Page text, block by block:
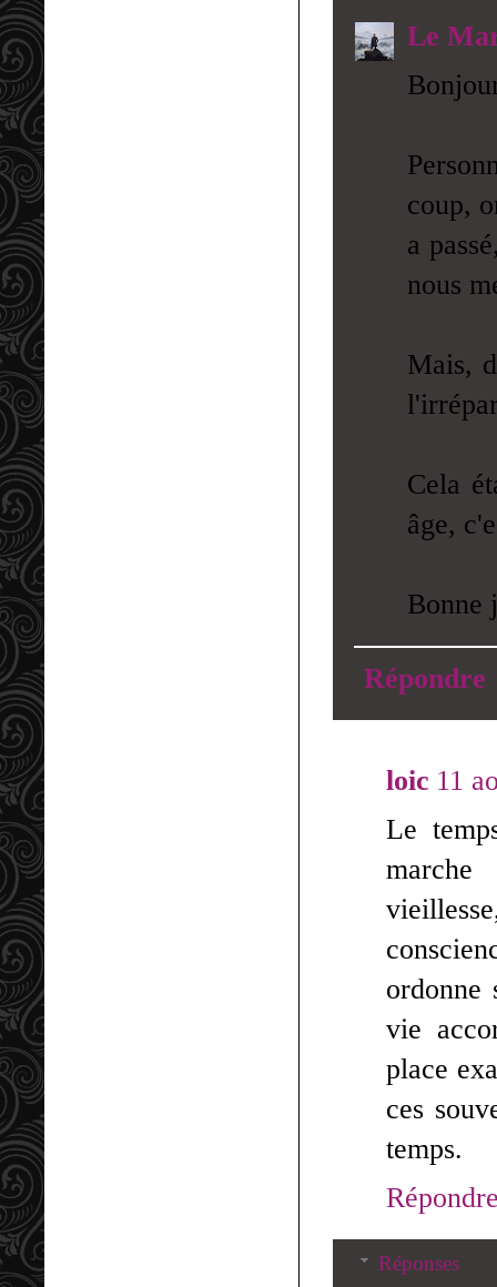
Le
coup,
a
nous
Mais,
Cela
âge,
Bonne
Répondre
loic 11
Le
ordonne
vie
place
ces
temps.
Réponses